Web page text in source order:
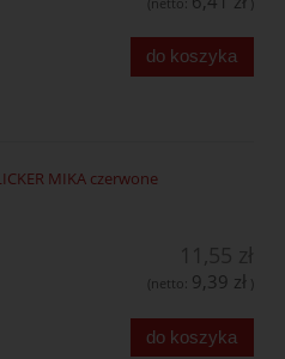
do koszyka
MIKA czerwone
(netto: 9,39 zł )
do koszyka